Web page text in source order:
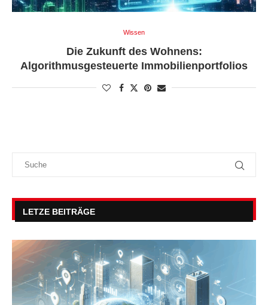
Wissen
Die Zukunft des Wohnens:
Algorithmusgesteuerte Immobilienportfolios
LETZE BEITRÄGE